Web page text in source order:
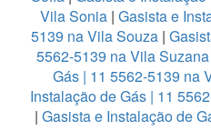
Vila Sonia | Gasista e
5139 na Vila Souza|
5562-5139 na Vila Suzana
Gás | 11 5562-5139 na
Instalação de Gás | 11
| Gasista e Instalação de